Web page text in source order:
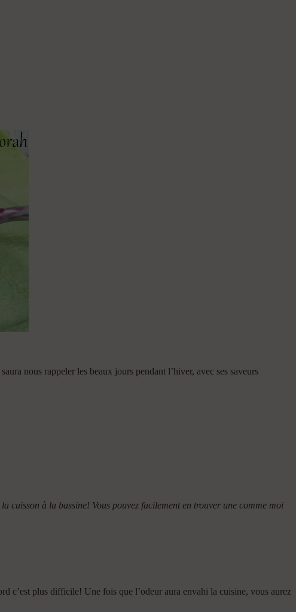
nous rappeler les beaux jours pendant l’hiver, avec ses saveurs
cuisson à la bassine! Vous pouvez facilement en trouver une comme moi
c’est plus difficile! Une fois que l’odeur aura envahi la cuisine, vous aurez